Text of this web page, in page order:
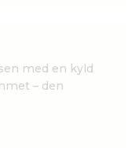
med en kyld
– den